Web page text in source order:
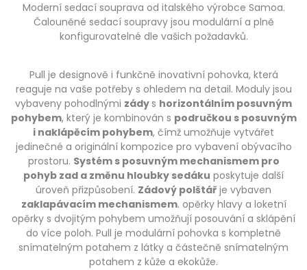
Moderní sedací souprava od italského výrobce Samoa.
Čalouněné sedací soupravy jsou modulární a plně
konfigurovatelné dle vašich požadavků.
Pull je designově i funkčně inovativní pohovka, která
reaguje na vaše potřeby s ohledem na detail. Moduly jsou
vybaveny pohodlnými zády s horizontálním posuvným
pohybem, který je kombinován s područkou s posuvným
i naklápěcím pohybem, čímž umožňuje vytvářet
jedinečné a originální kompozice pro vybavení obývacího
prostoru. Systém s posuvným mechanismem pro
pohyb zad a změnu hloubky sedáku poskytuje další
úroveň přizpůsobení. Zádový polštář je vybaven
zaklapávacím mechanismem. opěrky hlavy a loketní
opěrky s dvojitým pohybem umožňují posouvání a sklápění
do více poloh. Pull je modulární pohovka s kompletně
snímatelným potahem z látky a částečně snímatelným
potahem z kůže a ekokůže.